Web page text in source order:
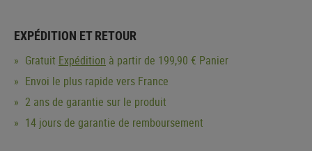
EXPÉDITION ET RETOUR
Gratuit Expédition à partir de 199,90 € Panier
Envoi le plus rapide vers France
2 ans de garantie sur le produit
14 jours de garantie de remboursement